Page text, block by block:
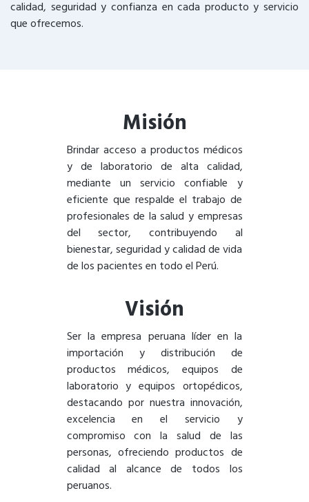
calidad, seguridad y confianza en cada producto y servicio
que ofrecemos.
Misión
Brindar acceso a productos médicos
y de laboratorio de alta calidad,
mediante un servicio confiable y
eficiente que respalde el trabajo de
profesionales de la salud y empresas
del sector, contribuyendo al
bienestar, seguridad y calidad de vida
de los pacientes en todo el Perú.
Visión
Ser la empresa peruana líder en la
importación y distribución de
productos médicos, equipos de
laboratorio y equipos ortopédicos,
destacando por nuestra innovación,
excelencia en el servicio y
compromiso con la salud de las
personas, ofreciendo productos de
calidad al alcance de todos los
peruanos.